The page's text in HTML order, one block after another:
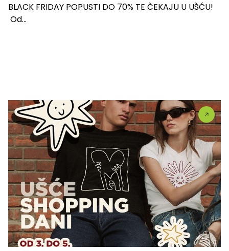
BLACK FRIDAY POPUSTI DO 70% TE ČEKAJU U UŠĆU!
Od...